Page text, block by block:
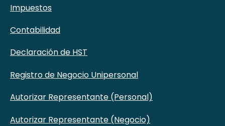
Impuestos
Contabilidad
Declaración de HST
Registro de Negocio Unipersonal
Autorizar Representante (Personal)
Autorizar Representante (Negocio)